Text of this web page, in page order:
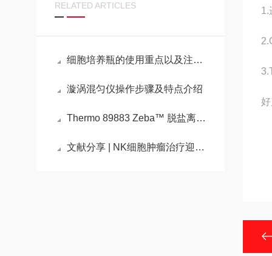
RELATED ARTICLES
细胞培养瓶的使用重点以及注意事项
漩涡混匀仪操作步骤及特点介绍
Thermo 89883 Zeba™ 脱盐离心柱、板和纯化柱，7K MWCO
文献分享 | NK细胞肿瘤治疗迎来新突破
1.